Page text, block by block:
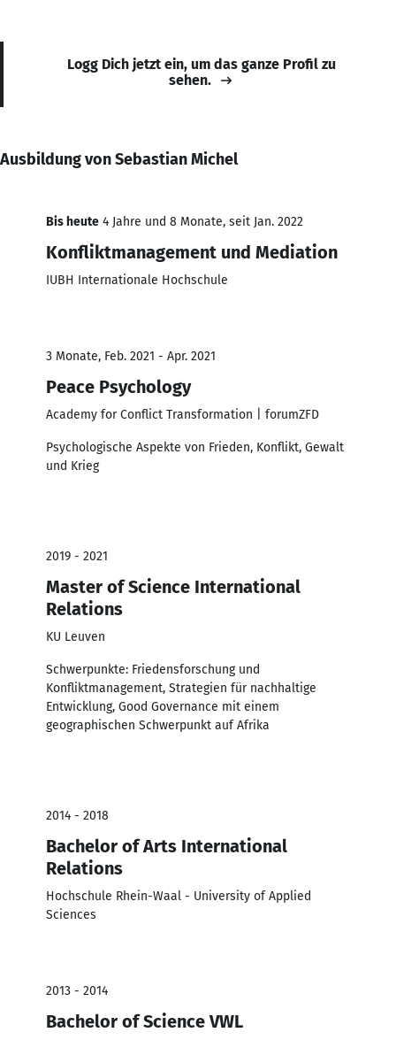
Logg Dich jetzt ein, um das ganze Profil zu
sehen.
Ausbildung von Sebastian Michel
Bis heute 4 Jahre und 8 Monate, seit Jan. 2022
Konfliktmanagement und Mediation
IUBH Internationale Hochschule
3 Monate, Feb. 2021 - Apr. 2021
Peace Psychology
Academy for Conflict Transformation | forumZFD
Psychologische Aspekte von Frieden, Konflikt, Gewalt
und Krieg
2019 - 2021
Master of Science International
Relations
KU Leuven
Schwerpunkte: Friedensforschung und
Konfliktmanagement, Strategien für nachhaltige
Entwicklung, Good Governance mit einem
geographischen Schwerpunkt auf Afrika
2014 - 2018
Bachelor of Arts International
Relations
Hochschule Rhein-Waal - University of Applied
Sciences
2013 - 2014
Bachelor of Science VWL